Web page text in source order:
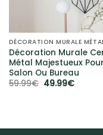
Décoration Murale
Métal Majestueux Pour
Salon Ou Bureau
59.99€ Le
49.99€Le